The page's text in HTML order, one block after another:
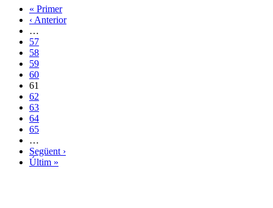
« Primer
‹ Anterior
…
57
58
59
60
61
62
63
64
65
…
Següent ›
Últim »